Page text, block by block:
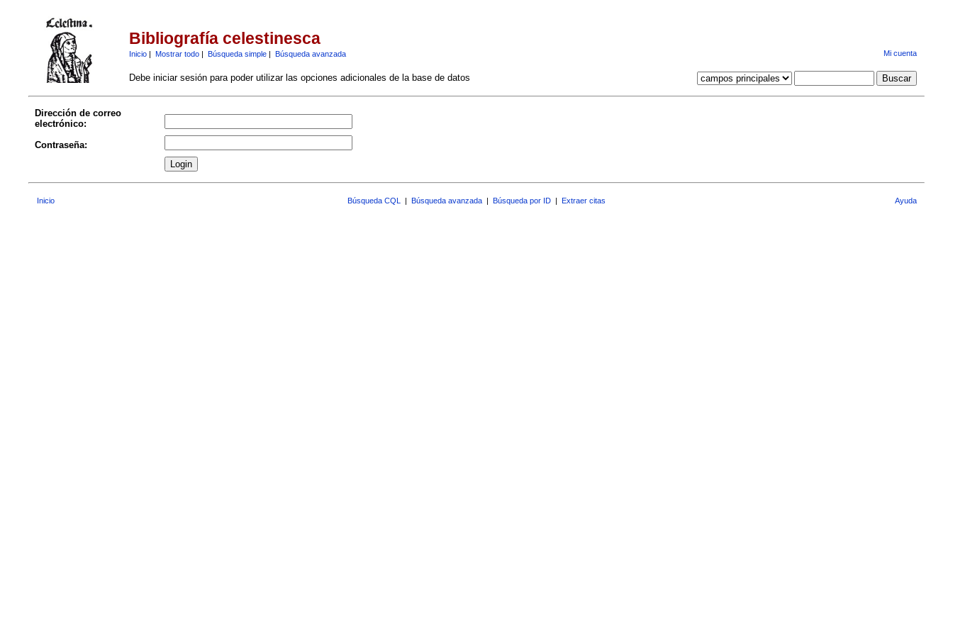
Bibliografía celestinesca
Inicio| Mostrar todo| Búsqueda simple| Búsqueda avanzada Mi cuenta
Debe iniciar sesión para poder utilizar las opciones adicionales de la base de datos
Dirección de correo
electrónico:
Contraseña:
Inicio Búsqueda CQL | Búsqueda avanzada | Búsqueda por ID | Extraer citas Ayuda